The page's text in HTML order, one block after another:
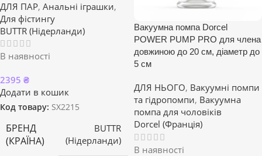
ДЛЯ ПАР, Анальні іграшки,
Для фістингу
BUTTR (Нідерланди)
В наявності
2395 ₴
Додати в кошик
Код товару: SX2215
БРЕНД
(КРАЇНА)
BUTTR
(Нідерланди)
Вакуумна помпа Dorcel
POWER PUMP PRO для члена
довжиною до 20 см, діаметр до
5 см
ДЛЯ НЬОГО, Вакуумні помпи
та гідропомпи, Вакуумна
помпа для чоловіків
Dorcel (Франція)
В наявності